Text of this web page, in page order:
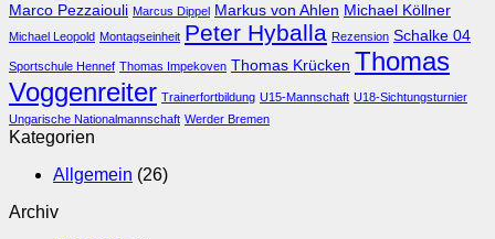
Marco Pezzaiouli Marcus Dippel Markus von Ahlen Michael Köllner
Michael Leopold Montagseinheit Peter Hyballa Rezension Schalke 04
Sportschule Hennef Thomas Impekoven Thomas Krücken Thomas
Voggenreiter Trainerfortbildung U15-Mannschaft U18-Sichtungsturnier
Ungarische Nationalmannschaft Werder Bremen
Kategorien
Allgemein (26)
Archiv